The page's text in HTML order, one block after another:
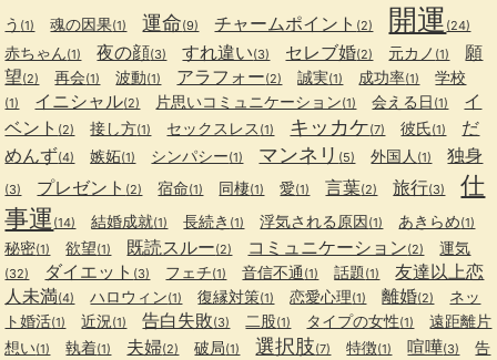
う (1) 魂の因果(1) 運命(9) チャームポイント (2) 開運 (24)
赤ちゃん(1) 夜の顔(3) すれ違い(3) セレブ婚(2) 元カノ (1)
願
望(2) 再会(1) 波動(1) アラフォー(2) 誠実(1) 成功率(1) 学校
(1) イニシャル(2) 片思いコミュニケーション(1) 会える日 (1)
イ
ベント (2) 接し方(1) セックスレス (1) キッカケ(7) 彼氏(1)
だ
めんず(4) 嫉妬(1) シンパシー(1) マンネリ (5) 外国人 (1) 独身
(3) プレゼント (2) 宿命(1) 同棲(1) 愛(1) 言葉(2) 旅行(3)
仕
事運 (14) 結婚成就(1) 長続き (1) 浮気される原因(1) あきらめ(1)
秘密(1) 欲望(1) 既読スルー(2) コミュニケーション(2) 運気
(32) ダイエット (3) フェチ(1) 音信不通 (1) 話題(1)
友達以上恋
人未満(4) ハロウィン(1) 復縁対策(1) 恋愛心理(1) 離婚(2)
ネッ
ト婚活(1) 近況 (1) 告白失敗(3) 二股(1) タイプの女性(1)
遠距離片
想い(1) 執着(1) 夫婦(2) 破局(1) 選択肢(7) 特徴(1) 喧嘩(3)
告